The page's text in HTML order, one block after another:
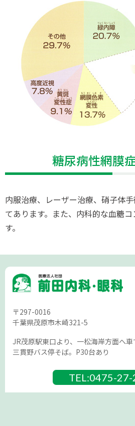
糖尿病性網膜
内服治療、レーザー治療、硝子体
てあります。また、内科的な血糖
す。
〒297-0016
千葉県茂原市木崎321-5
JR茂原駅東口より、一松海岸方面へ車
三貫野バス停そば。P30台あり
0475-27-